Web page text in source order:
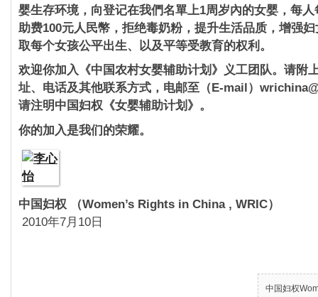
婴生存环境，向登记在我們名單上1周岁內的女婴，每人
助费100元人民幣，拒绝毒奶粉，提升生活品质，增强
取每个女孩公平出生、以及平等受教育的权利。
欢迎你加入《中国农村女婴辅助计划》义工团队。请附
址、电话及其他联系方式，电邮至（E-mail）
请注明中国妇权《女婴辅助计划》。
你的加入是我们的荣耀。
中国妇权 （Women’s Rights in China
2010年7月10日
中国妇权